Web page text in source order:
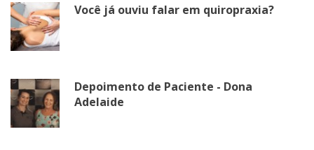
Você já ouviu falar em quiropraxia?
Depoimento de Paciente - Dona
Adelaide